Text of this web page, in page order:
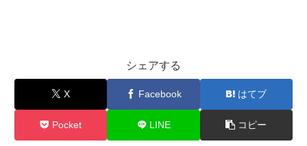
シェアする
X Facebook はてブ
Pocket LINE コピー